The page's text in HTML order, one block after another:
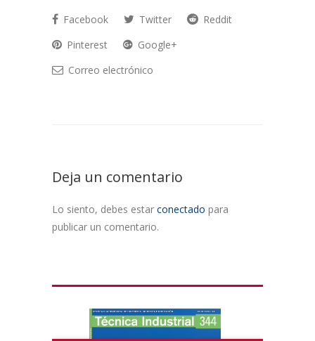
Facebook Twitter
Reddit
Pinterest
Google+
Correo electrónico
Deja un comentario
Lo siento, debes estar conectado para
publicar un comentario.